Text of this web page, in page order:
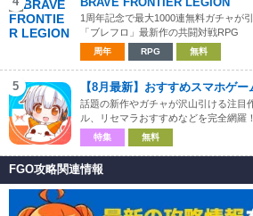
1周年記念で最大1000連無料ガチャが
「ブレフロ」最新作の共闘対戦RPG
周年 RPG 無料
5 【8月最新】おすすめスマホゲ
話題の新作やガチャが沢山引ける注目
ル、リセマラおすすめなどを完全網羅！
特集 無料
FGO攻略関連情報